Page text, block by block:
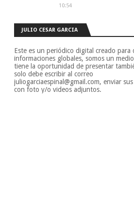
10:54
JULIO CESAR GARCIA
Este es un periódico digital creado para
informaciones globales, somos un
tiene la oportunidad de presentar
solo debe escribir al correo
juliogarciaespinal@gmail.com, enviar
con foto y/o videos adjuntos.